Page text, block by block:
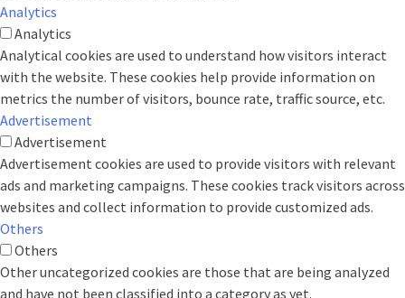
Analytics
Analytics
Analytical cookies are used to understand how visitors interact
with the website. These cookies help provide information on
metrics the number of visitors, bounce rate, traffic source, etc.
Advertisement
Advertisement
Advertisement cookies are used to provide visitors with relevant
ads and marketing campaigns. These cookies track visitors across
websites and collect information to provide customized ads.
Others
Others
Other uncategorized cookies are those that are being analyzed
and have not been classified into a category as yet.